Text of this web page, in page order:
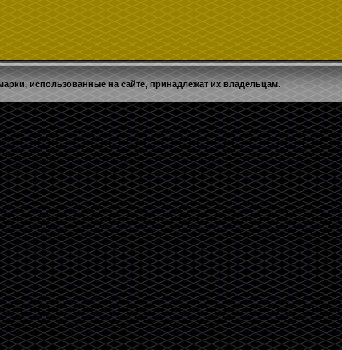
использованные на сайте, принадлежат их владельцам.